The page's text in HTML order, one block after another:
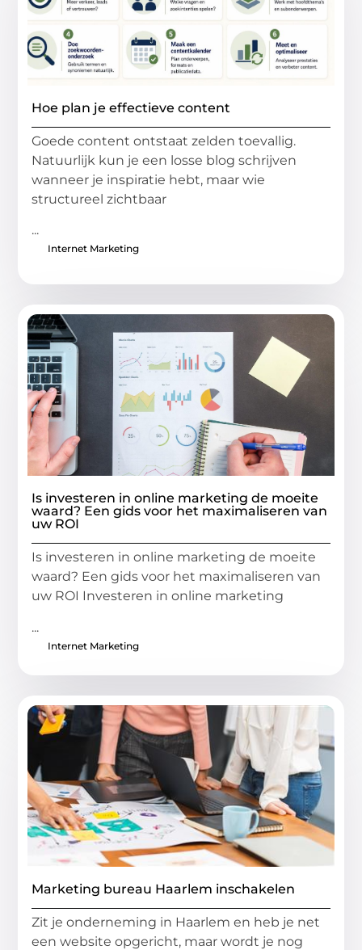
Hoe plan je effectieve content
Goede content ontstaat zelden toevallig.
Natuurlijk kun je een losse blog schrijven
wanneer je inspiratie hebt, maar wie
structureel zichtbaar
...
Internet Marketing
Is investeren in online marketing de moeite
waard? Een gids voor het maximaliseren van
uw ROI
Is investeren in online marketing de moeite
waard? Een gids voor het maximaliseren van
uw ROI Investeren in online marketing
...
Internet Marketing
Marketing bureau Haarlem inschakelen
Zit je onderneming in Haarlem en heb je net
een website opgericht, maar wordt je nog